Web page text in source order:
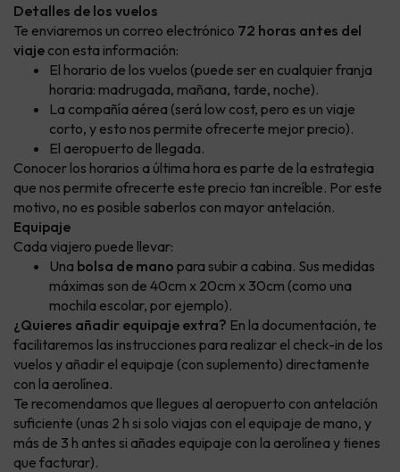
Detalles de los vuelos
Te enviaremos un correo electrónico 72 horas antes del
viaje con esta información:
El horario de los vuelos (puede ser en cualquier franja
horaria: madrugada, mañana, tarde, noche).
La compañía aérea (será low cost, pero es un viaje
corto, y esto nos permite ofrecerte mejor precio).
El aeropuerto de llegada.
Conocer los horarios a última hora es parte de la estrategia
que nos permite ofrecerte este precio tan increíble. Por este
motivo, no es posible saberlos con mayor antelación.
Equipaje
Cada viajero puede llevar:
Una bolsa de mano para subir a cabina. Sus medidas
máximas son de 40cm x 20cm x 30cm (como una
mochila escolar, por ejemplo).
¿Quieres añadir equipaje extra? En la documentación, te
facilitaremos las instrucciones para realizar el check-in de los
vuelos y añadir el equipaje (con suplemento) directamente
con la aerolínea.
Te recomendamos que llegues al aeropuerto con antelación
suficiente (unas 2 h si solo viajas con el equipaje de mano, y
más de 3 h antes si añades equipaje con la aerolínea y tienes
que facturar).